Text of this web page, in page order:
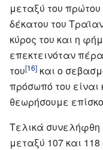
μεταξύ του
δέκατου του
κύρος του και η
επεκτεινόταν
του[16] και ο
πρόσωπό του
θεωρήσουμε
Τελικά
μεταξύ 107 και